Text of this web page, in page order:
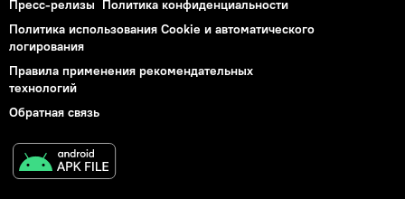
Пресс-релизы Политика конфиденциальности
Политика использования Cookie и автоматического
логирования
Правила применения рекомендательных
технологий
Обратная связь